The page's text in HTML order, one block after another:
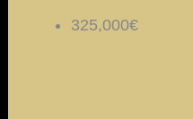
325,000€